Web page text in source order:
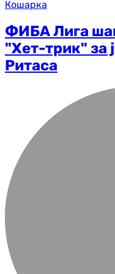
Кошарка
ФИБА Лига
"Хет-трик" за
Ритаса